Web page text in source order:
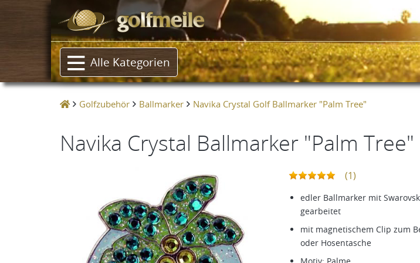
Alle Kategorien
Golfzubehör Ballmarker Navika Crystal Golf Ballmarker "Palm Tree"
Navika Crystal Ballmarker "Palm Tree"
(1)
edler Ballmarker mit
gearbeitet
mit magnetischem Clip zum
oder Hosentasche